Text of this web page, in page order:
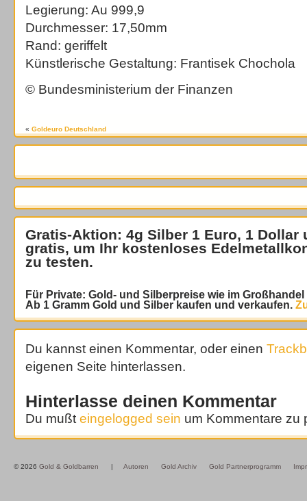
Legierung: Au 999,9
Durchmesser: 17,50mm
Rand: geriffelt
Künstlerische Gestaltung: Frantisek Chochola
© Bundesministerium der Finanzen
« Goldeuro Deutschland
Gratis-Aktion: 4g Silber 1 Euro, 1 Dollar
gratis, um Ihr kostenloses
zu testen.
Für Private: Gold- und Silberpreise wie im
Ab 1 Gramm Gold und Silber kaufen und verkaufen.
Du kannst einen Kommentar, oder einen
eigenen Seite hinterlassen.
Hinterlasse deinen Kommentar
Du mußt eingelogged sein um Kommentare zu
© 2026 Gold & Goldbarren | Autoren Gold Archiv Gold Partnerprogramm